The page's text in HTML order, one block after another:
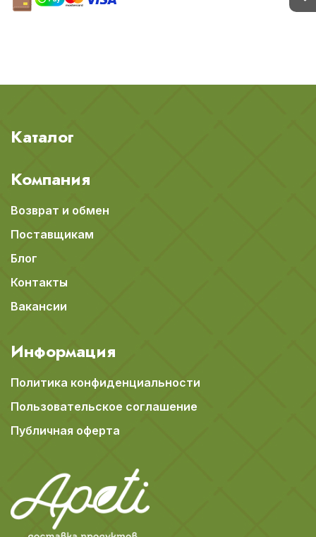
Каталог
Компания
Возврат и обмен
Поставщикам
Блог
Контакты
Вакансии
Информация
Политика конфиденциальности
Пользовательское соглашение
Публичная оферта